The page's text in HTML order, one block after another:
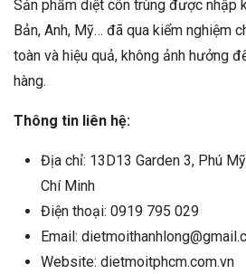
Sản phẩm diệt côn trùng được nhập
Bản, Anh, Mỹ… đã qua kiểm nghiệm
toàn và hiệu quả, không ảnh hưởng
hàng.
Thông tin liên hệ:
Địa chỉ: 13D13 Garden 3, Phú
Chí Minh
Điện thoại: 0919 795 029
Email:
Website: dietmoitphcm.com.vn